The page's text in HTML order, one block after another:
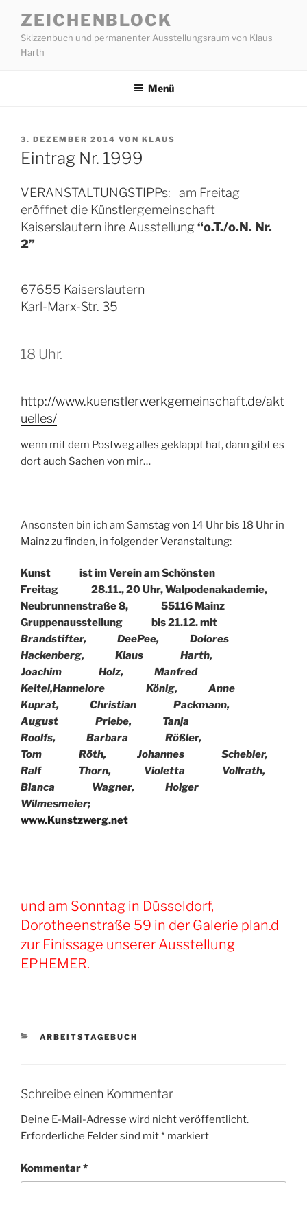
Inhalt
springen
ZEICHENBLOCK
Skizzenbuch und permanenter Ausstellungsraum von Klaus
Harth
Menü
VERÖFFENTLICHT
AM
3. DEZEMBER 2014 VON KLAUS
Eintrag Nr. 1999
VERANSTALTUNGSTIPPs: am Freitag
eröffnet die Künstlergemeinschaft
Kaiserslautern ihre Ausstellung “o.T./o.N. Nr.
2”
67655 Kaiserslautern
Karl-Marx-Str. 35
18 Uhr.
http://www.kuenstlerwerkgemeinschaft.de/akt
uelles/
wenn mit dem Postweg alles geklappt hat, dann gibt es
dort auch Sachen von mir…
Ansonsten bin ich am Samstag von 14 Uhr bis 18 Uhr in
Mainz zu finden, in folgender Veranstaltung:
Kunst ist im Verein am Schönsten
Freitag 28.11., 20 Uhr, Walpodenakademie,
Neubrunnenstraße 8, 55116 Mainz
Gruppenausstellung bis 21.12. mit
Brandstifter, DeePee, Dolores
Hackenberg, Klaus Harth,
Joachim Holz, Manfred
Keitel,Hannelore König,
Anne
Kuprat, Christian Packmann,
August Priebe, Tanja
Roolfs, Barbara Rößler,
Tom Röth, Johannes Schebler,
Ralf Thorn, Violetta Vollrath,
Bianca Wagner, Holger
Wilmesmeier;
www.Kunstzwerg.net
und am Sonntag in Düsseldorf,
Dorotheenstraße 59 in der Galerie plan.d
zur Finissage unserer Ausstellung
EPHEMER.
KATEGORIEN
ARBEITSTAGEBUCH
Schreibe einen Kommentar
Deine E-Mail-Adresse wird nicht veröffentlicht.
Erforderliche Felder sind mit* markiert
Kommentar*